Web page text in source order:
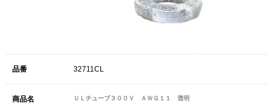
32711CL
ＵＬチューブ３００Ｖ ＡＷＧ１１ 透明